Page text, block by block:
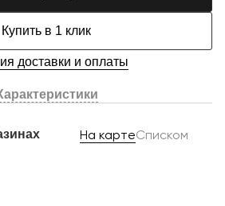
Купить в 1 клик
доставки и оплаты
На картеСписком